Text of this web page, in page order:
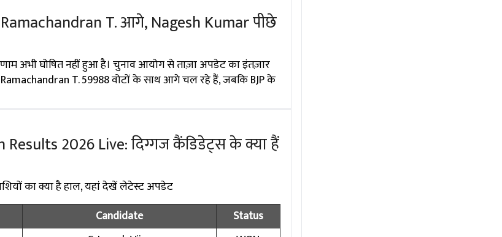
T. आगे, Nagesh Kumar पीछे
अभी घोषित नहीं हुआ है। चुनाव आयोग से ताज़ा अपडेट का इंतज़ार
T. 59988 वोटों के साथ आगे चल रहे हैं, जबकि BJP के
2026 Live: दिग्गज कैंडिडेट्स के क्या हैं
का क्या है हाल, यहां देखें लेटेस्ट अपडेट
Candidate
Status